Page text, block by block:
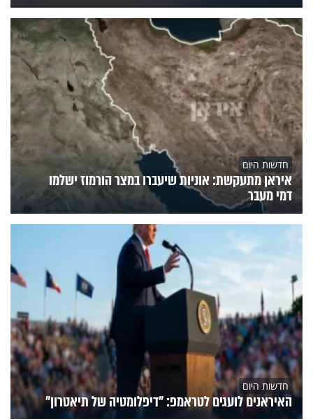
חדשות היום
איראן מתעקשת: אוניות שיעברו במצר הורמוז ישלמו
דמי מעבר
חדשות היום
האיראנים לועגים לטראמפ: "דיפלומטיה של תיאטרון"